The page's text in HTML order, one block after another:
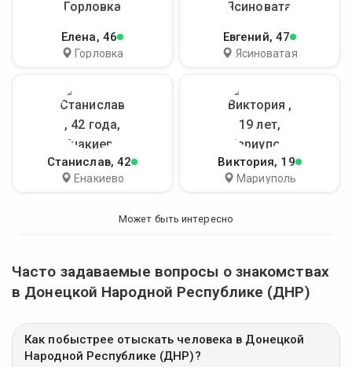
Елена, 46
Горловка
Евгений, 47
Ясиноватая
Станислав, 42
Енакиево
Виктория, 19
Мариуполь
Может быть интересно
Часто задаваемые вопросы о знакомствах
в Донецкой Народной Республике (ДНР)
Как побыстрее отыскать человека в Донецкой
Народной Республике (ДНР)?